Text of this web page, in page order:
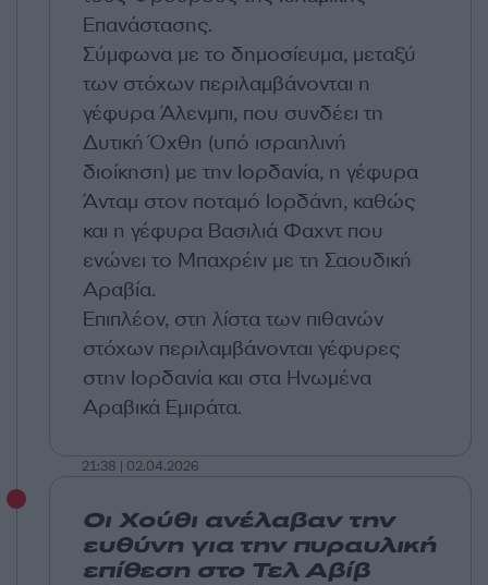
Επανάστασης.
Σύμφωνα με το δημοσίευμα, μεταξύ
των στόχων περιλαμβάνονται η
γέφυρα Άλενμπι, που συνδέει τη
Δυτική Όχθη (υπό ισραηλινή
διοίκηση) με την Ιορδανία, η γέφυρα
Άνταμ στον ποταμό Ιορδάνη, καθώς
και η γέφυρα Βασιλιά Φαχντ που
ενώνει το Μπαχρέιν με τη Σαουδική
Αραβία.
Επιπλέον, στη λίστα των πιθανών
στόχων περιλαμβάνονται γέφυρες
στην Ιορδανία και στα Ηνωμένα
Αραβικά Εμιράτα.
21:38 | 02.04.2026
Οι Χούθι ανέλαβαν την
ευθύνη για την πυραυλική
επίθεση στο Τελ Αβίβ